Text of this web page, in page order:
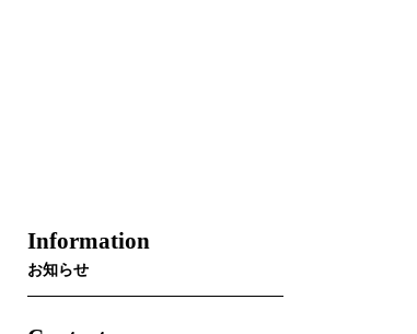
Information
お知らせ